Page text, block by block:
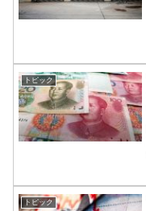
トピック
トピック